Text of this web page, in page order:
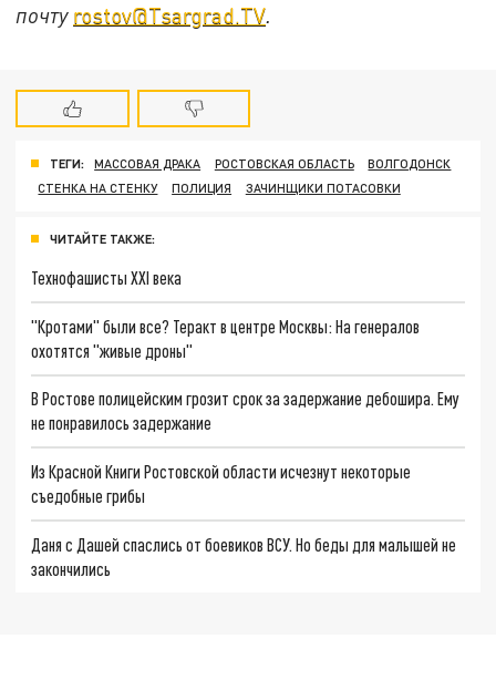
почту rostov@Tsargrad.ТV.
ТЕГИ: МАССОВАЯ ДРАКА РОСТОВСКАЯ ОБЛАСТЬ
ВОЛГОДОНСК
СТЕНКА НА СТЕНКУ
ПОЛИЦИЯ ЗАЧИНЩИКИ ПОТАСОВКИ
ЧИТАЙТЕ ТАКЖЕ:
Технофашисты XXI века
"Кротами" были все? Теракт в центре Москвы: На генералов
охотятся "живые дроны"
В Ростове полицейским грозит срок за задержание дебошира. Ему
не понравилось задержание
Из Красной Книги Ростовской области исчезнут некоторые
съедобные грибы
Даня с Дашей спаслись от боевиков ВСУ. Но беды для малышей не
закончились